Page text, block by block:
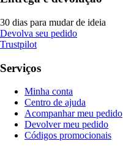
30 dias para mudar de ideia
Devolva seu pedido
Trustpilot
Serviços
Minha conta
Centro de ajuda
Acompanhar meu pedido
Devolver meu pedido
Códigos promocionais